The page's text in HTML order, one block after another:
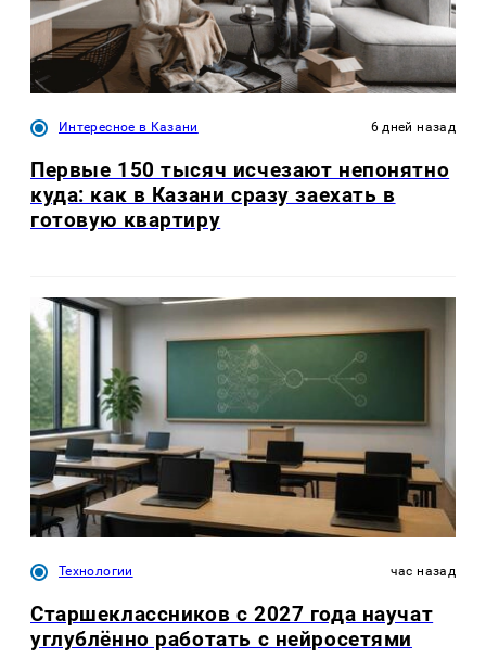
Интересное в Казани 6 дней назад
Первые 150 тысяч исчезают непонятно
куда: как в Казани сразу заехать в
готовую квартиру
Технологии час назад
Старшеклассников с 2027 года научат
углублённо работать с нейросетями